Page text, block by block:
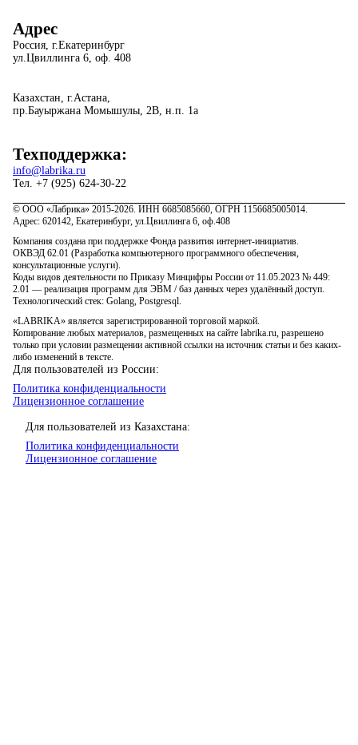
Адрес
Россия, г.Екатеринбург
ул.Цвиллинга 6, оф. 408
Казахстан, г.Астана,
пр.Бауыржана Момышулы, 2В, н.п. 1а
Техподдержка:
info@labrika.ru
Тел. +7 (925) 624-30-22
© ООО «Лабрика» 2015-2026. ИНН 6685085660, ОГРН 1156685005014.
Адрес: 620142, Екатеринбург, ул.Цвиллинга 6, оф.408
Компания создана при поддержке Фонда развития интернет-инициатив.
ОКВЭД 62.01 (Разработка компьютерного программного обеспечения,
консультационные услуги).
Коды видов деятельности по Приказу Минцифры России от 11.05.2023 № 449:
2.01 — реализация программ для ЭВМ / баз данных через удалённый доступ.
Технологический стек: Golang, Postgresql.
«LABRIKA» является зарегистрированной торговой маркой.
Копирование любых материалов, размещенных на сайте labrika.ru, разрешено
только при условии размещении активной ссылки на источник статьи и без каких-
либо изменений в тексте.
Для пользователей из России:
Политика конфиденциальности
Лицензионное соглашение
Для пользователей из Казахстана:
Политика конфиденциальности
Лицензионное соглашение